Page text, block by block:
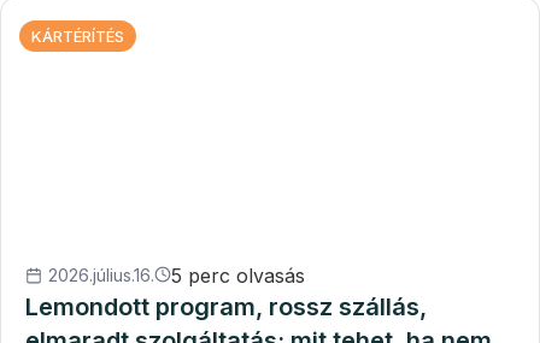
KÁRTÉRÍTÉS
2026.július.16. 5 perc olvasás
Lemondott program, rossz szállás,